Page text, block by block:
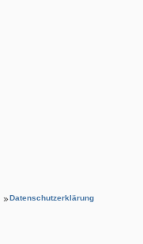
Datenschutzerklärung